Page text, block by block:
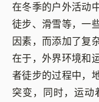
在冬季的户外活动
徒步、滑雪等，一
因素，而添加了复
在于，外界环境和
者徒步的过程中，
突变，同时，运动